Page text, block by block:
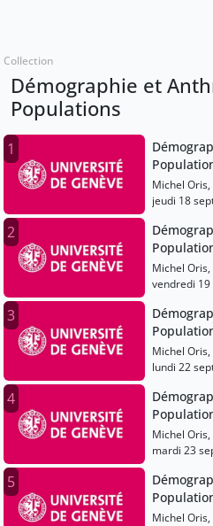
Collection
Démographie et
Populations
1
Michel
jeudi 18
2
Michel
vendredi
3
Michel
lundi 22
4
Michel
mardi 23
5
Michel